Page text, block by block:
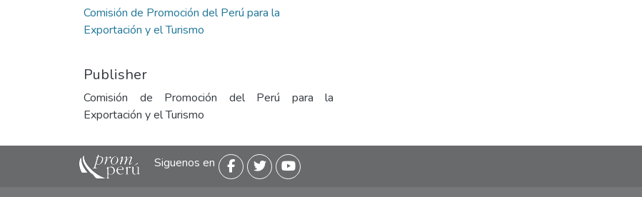
Comisión de Promoción del Perú para la
Exportación y el Turismo
Publisher
Comisión de Promoción del Perú para la
Exportación y el Turismo
Siguenos en